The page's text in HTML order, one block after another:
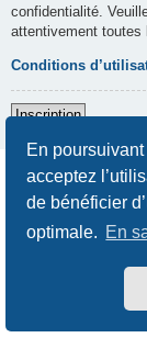
En
acceptez
de bénéficier
optimale. En
confidentialité.
attentivement toutes
Conditions
Inscription
Accueil du forum